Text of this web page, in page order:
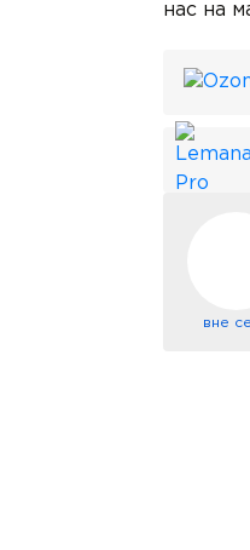
нас на
вне